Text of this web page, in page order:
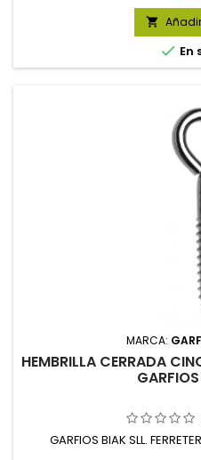

 En
MARCA:
HEMBRILLA CERRADA
GARFIOS BIAK SLL.